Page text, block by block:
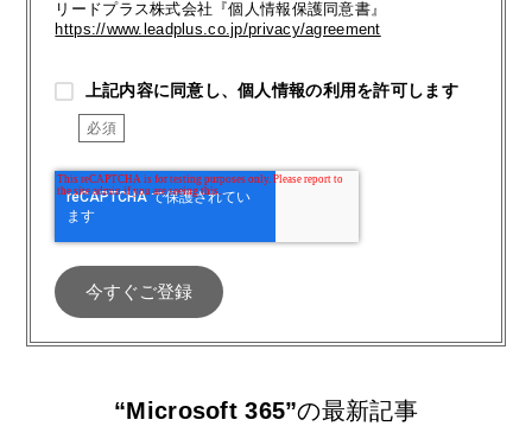
リードプラス株式会社『個人情報保護同意書』
https://www.leadplus.co.jp/privacy/agreement
上記内容に同意し、個人情報の利用を許可します
“Microsoft 365”の最新記事